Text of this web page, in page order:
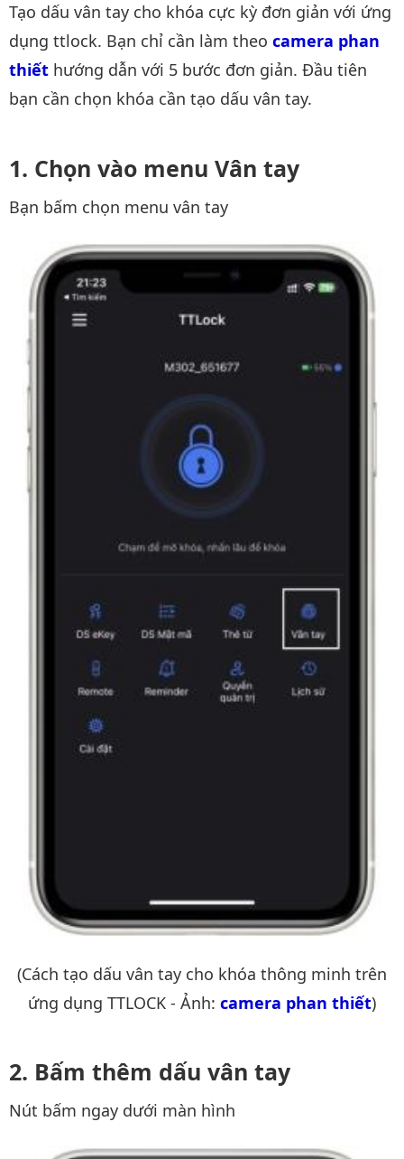
Tạo dấu vân tay cho khóa cực kỳ đơn giản với ứng
dụng ttlock. Bạn chỉ cần làm theo camera phan
thiết hướng dẫn với 5 bước đơn giản. Đầu tiên
bạn cần chọn khóa cần tạo dấu vân tay.
Chọn vào menu Vân tay
Bạn bấm chọn menu vân tay
(Cách tạo dấu vân tay cho khóa thông minh trên
ứng dụng TTLOCK - Ảnh: camera phan thiết)
Bấm thêm dấu vân tay
Nút bấm ngay dưới màn hình